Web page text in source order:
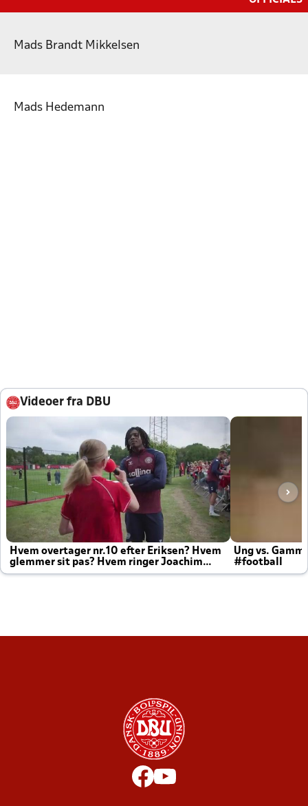
Mads Brandt Mikkelsen
Mads Hedemann
Videoer fra DBU
Hvem overtager nr.10 efter Eriksen? Hvem
glemmer sit pas? Hvem ringer Joachim
altid til efter kampe?
Ung vs.
#football